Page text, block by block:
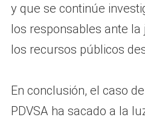
y que se continúe
los responsables ante
los recursos públicos
En conclusión, el caso
PDVSA ha sacado a la